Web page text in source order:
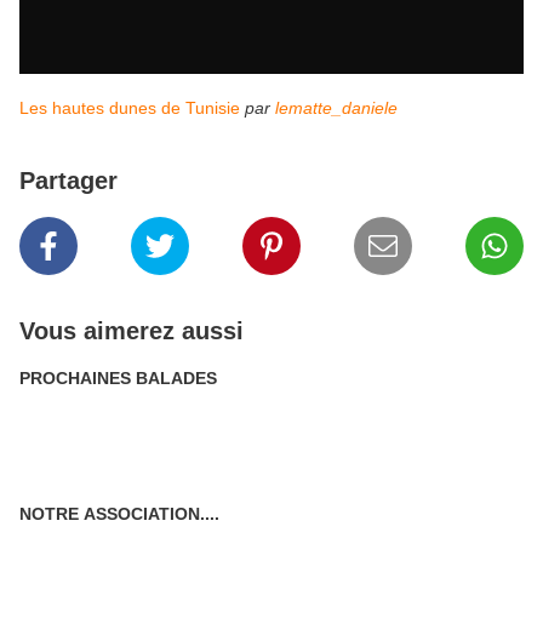
Les hautes dunes de Tunisie par lematte_daniele
Partager
Vous aimerez aussi
PROCHAINES BALADES
NOTRE ASSOCIATION....